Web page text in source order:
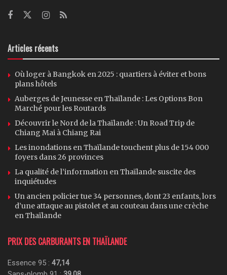
Articles récents
Où loger à Bangkok en 2025 : quartiers à éviter et bons
plans hôtels
Auberges de Jeunesse en Thaïlande : Les Options Bon
Marché pour les Routards
Découvrir le Nord de la Thaïlande : Un Road Trip de
Chiang Mai à Chiang Rai
Les inondations en Thaïlande touchent plus de 154 000
foyers dans 26 provinces
La qualité de l’information en Thaïlande suscite des
inquiétudes
Un ancien policier tue 34 personnes, dont 23 enfants, lors
d’une attaque au pistolet et au couteau dans une crèche
en Thaïlande
PRIX DES CARBURANTS EN THAÏLANDE
Essence 95 : 47,14